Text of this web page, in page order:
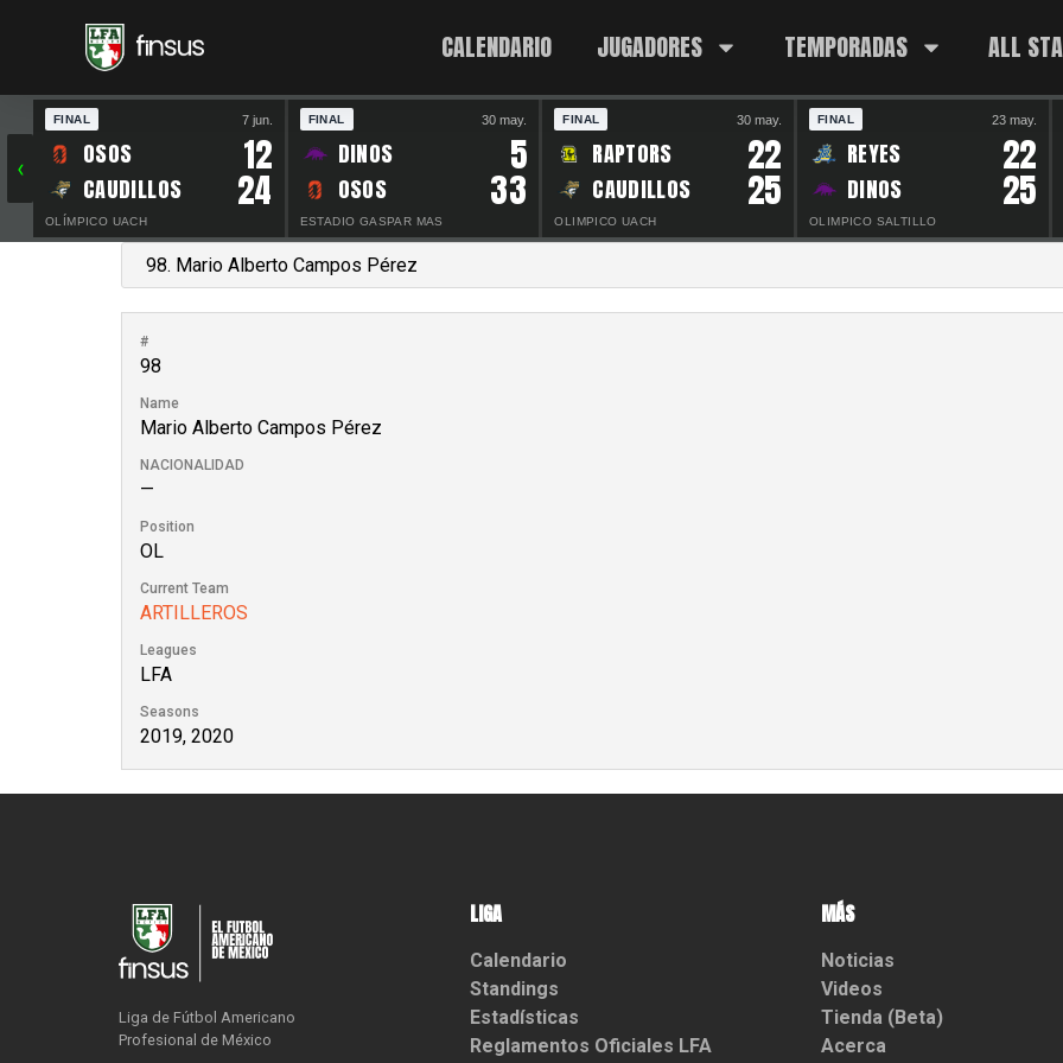
CALENDARIO JUGADORES TEMPORADAS ALL
‹
FINAL 7 jun.
OSOS 12
CAUDILLOS 24
OLÍMPICO UACH
FINAL 30 may.
DINOS 5
OSOS 33
ESTADIO GASPAR MAS
FINAL 30 may.
RAPTORS 22
CAUDILLOS 25
OLIMPICO UACH
FINAL 23 may.
REYES 22
DINOS 25
OLIMPICO SALTILLO
#
98
Name
Mario Alberto Campos Pérez
NACIONALIDAD
—
Position
OL
Current Team
ARTILLEROS
Leagues
LFA
Seasons
2019, 2020
Liga de Fútbol Americano
Profesional de México
LIGA
Calendario
Standings
Estadísticas
Reglamentos Oficiales LFA
MÁS
Noticias
Videos
Tienda (Beta)
Acerca